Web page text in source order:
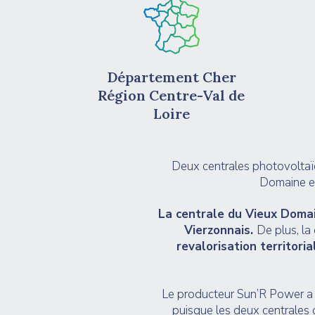
Département Cher
Région Centre-Val de
Loire
Deux centrales
Domaine
La centrale du Vieux
Vierzonnais. De plus,
revalorisation
Le producteur Sun’R Power
puisque les deux